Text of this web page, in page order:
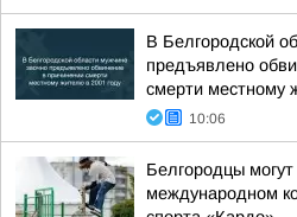
В Белгородской
предъявлено
смерти местному
10:06
Белгородцы
международном